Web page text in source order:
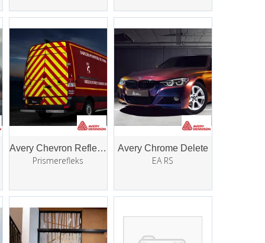
Avery Chevron Refleksfolie
Prismerefleks
Avery Chrome Delete
EA RS